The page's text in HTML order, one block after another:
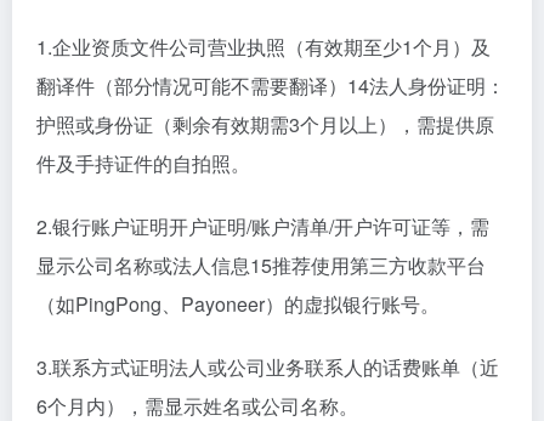
1.企业资质文件‌公司营业执照（有效期至少1个月）及
翻译件（部分情况可能不需要翻译）‌14法人身份证明：
护照或身份证（剩余有效期需3个月以上），需提供原
件及手持证件的自拍照‌。
2‌.银行账户证明‌开户证明/账户清单/开户许可证等，需
显示公司名称或法人信息‌15推荐使用第三方收款平台
（如PingPong、Payoneer）的虚拟银行账号‌。
‌3.联系方式证明‌法人或公司业务联系人的话费账单（近
6个月内），需显示姓名或公司名称‌。